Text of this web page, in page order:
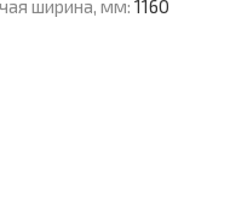
ширина, мм: 1160